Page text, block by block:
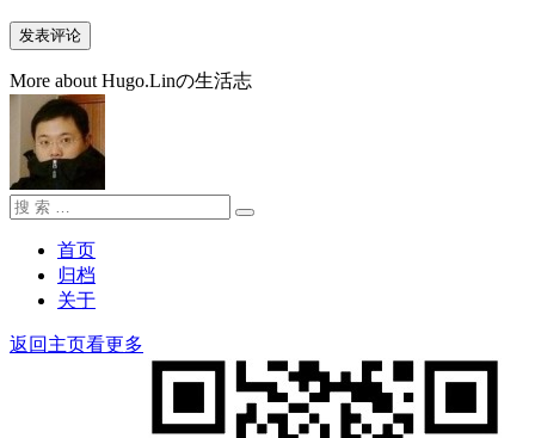
More about Hugo.Linの生活志
搜
搜
首页
归档
关于
返回主页看更多